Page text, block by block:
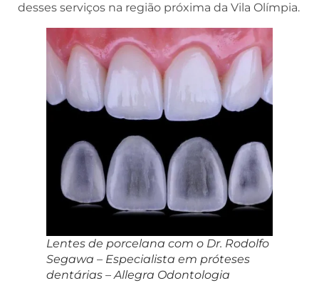
desses serviços na região próxima da Vila Olímpia.
Lentes de porcelana com o Dr. Rodolfo
Segawa – Especialista em próteses
dentárias – Allegra Odontologia